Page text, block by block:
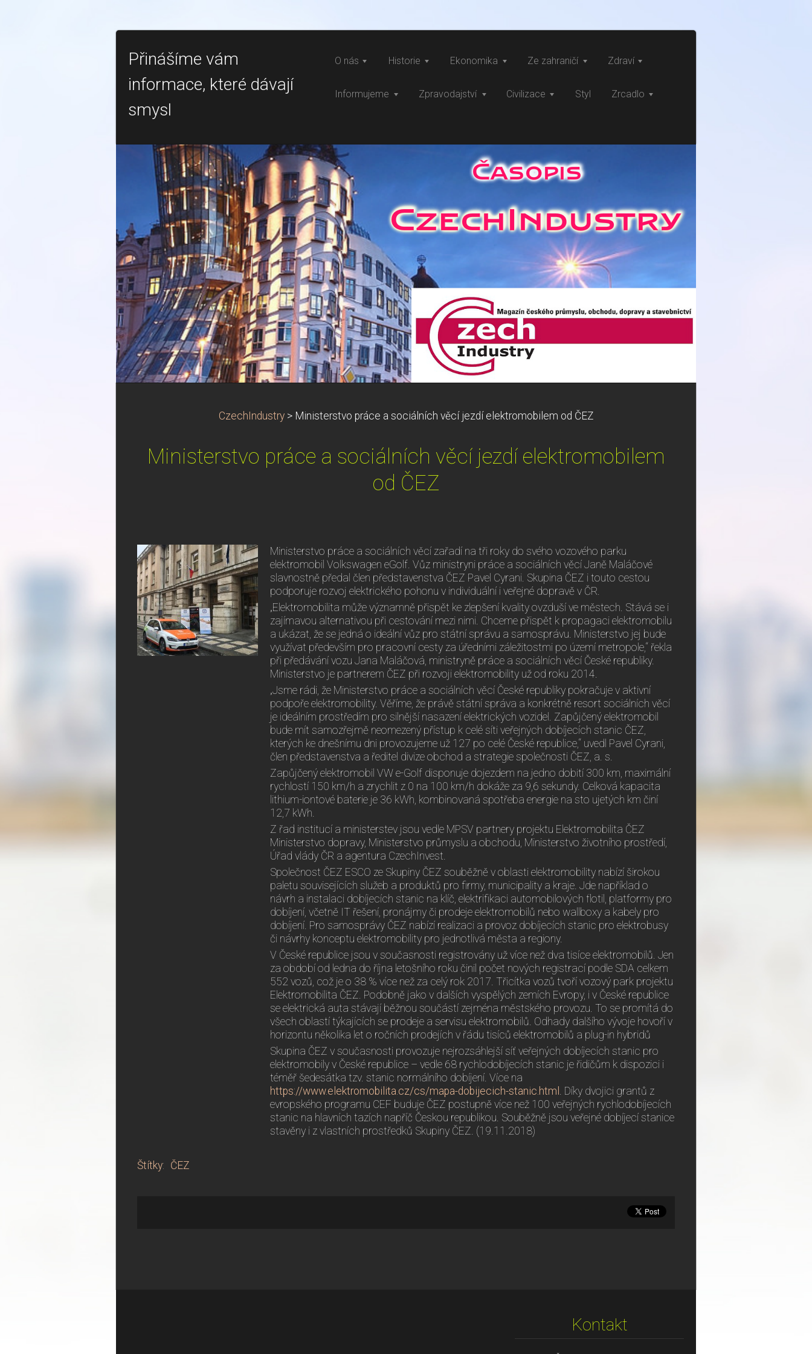
Přinášíme vám
informace, které dávají
smysl
O nás Historie Ekonomika Ze zahraničí Zdraví
Informujeme Zpravodajství Civilizace Styl Zrcadlo
CzechIndustry > Ministerstvo práce a sociálních věcí jezdí elektromobilem od ČEZ
Ministerstvo práce a sociálních věcí jezdí elektromobilem
od ČEZ
Ministerstvo práce a sociálních věcí zařadí na tři roky do svého vozového parku
elektromobil Volkswagen eGolf. Vůz ministryni práce a sociálních věcí Janě Maláčové
slavnostně předal člen představenstva ČEZ Pavel Cyrani. Skupina ČEZ i touto cestou
podporuje rozvoj elektrického pohonu v individuální i veřejné dopravě v ČR.
„Elektromobilita může významně přispět ke zlepšení kvality ovzduší ve městech. Stává se i
zajímavou alternativou při cestování mezi nimi. Chceme přispět k propagaci elektromobilu
a ukázat, že se jedná o ideální vůz pro státní správu a samosprávu. Ministerstvo jej bude
využívat především pro pracovní cesty za úředními záležitostmi po území metropole,“ řekla
při předávání vozu Jana Maláčová, ministryně práce a sociálních věcí České republiky.
Ministerstvo je partnerem ČEZ při rozvoji elektromobility už od roku 2014.
„Jsme rádi, že Ministerstvo práce a sociálních věcí České republiky pokračuje v aktivní
podpoře elektromobility. Věříme, že právě státní správa a konkrétně resort sociálních věcí
je ideálním prostředím pro silnější nasazení elektrických vozidel. Zapůjčený elektromobil
bude mít samozřejmě neomezený přístup k celé síti veřejných dobíjecích stanic ČEZ,
kterých ke dnešnímu dni provozujeme už 127 po celé České republice,“ uvedl Pavel Cyrani,
člen představenstva a ředitel divize obchod a strategie společnosti ČEZ, a. s.
Zapůjčený elektromobil VW e-Golf disponuje dojezdem na jedno dobití 300 km, maximální
rychlostí 150 km/h a zrychlit z 0 na 100 km/h dokáže za 9,6 sekundy. Celková kapacita
lithium-iontové baterie je 36 kWh, kombinovaná spotřeba energie na sto ujetých km činí
12,7 kWh.
Z řad institucí a ministerstev jsou vedle MPSV partnery projektu Elektromobilita ČEZ
Ministerstvo dopravy, Ministerstvo průmyslu a obchodu, Ministerstvo životního prostředí,
Úřad vlády ČR a agentura CzechInvest.
Společnost ČEZ ESCO ze Skupiny ČEZ souběžně v oblasti elektromobility nabízí širokou
paletu souvisejících služeb a produktů pro firmy, municipality a kraje. Jde například o
návrh a instalaci dobíjecích stanic na klíč, elektrifikaci automobilových flotil, platformy pro
dobíjení, včetně IT řešení, pronájmy či prodeje elektromobilů nebo wallboxy a kabely pro
dobíjení. Pro samosprávy ČEZ nabízí realizaci a provoz dobíjecích stanic pro elektrobusy
či návrhy konceptu elektromobility pro jednotlivá města a regiony.
V České republice jsou v současnosti registrovány už více než dva tisíce elektromobilů. Jen
za období od ledna do října letošního roku činil počet nových registrací podle SDA celkem
552 vozů, což je o 38 % více než za celý rok 2017. Třicítka vozů tvoří vozový park projektu
Elektromobilita ČEZ. Podobně jako v dalších vyspělých zemích Evropy, i v České republice
se elektrická auta stávají běžnou součástí zejména městského provozu. To se promítá do
všech oblastí týkajících se prodeje a servisu elektromobilů. Odhady dalšího vývoje hovoří v
horizontu několika let o ročních prodejích v řádu tisíců elektromobilů a plug-in hybridů
Skupina ČEZ v současnosti provozuje nejrozsáhlejší síť veřejných dobíjecích stanic pro
elektromobily v České republice – vedle 68 rychlodobíjecích stanic je řidičům k dispozici i
téměř šedesátka tzv. stanic normálního dobíjení. Více na
https://www.elektromobilita.cz/cs/mapa-dobijecich-stanic.html . Díky dvojici grantů z
evropského programu CEF buduje ČEZ postupně více než 100 veřejných rychlodobíjecích
stanic na hlavních tazích napříč Českou republikou. Souběžně jsou veřejné dobíjecí stanice
stavěny i z vlastních prostředků Skupiny ČEZ. (19.11.2018)
Štítky: ČEZ
Kontakt